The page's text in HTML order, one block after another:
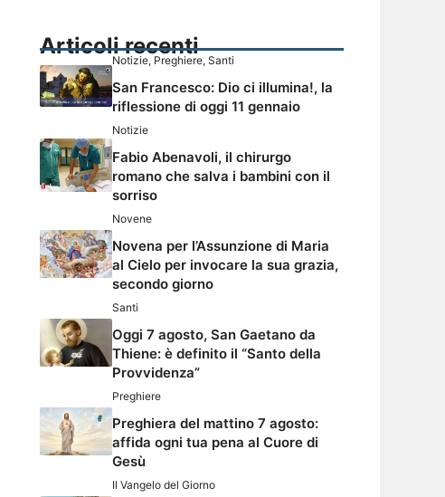
Articoli recenti
Notizie, Preghiere, Santi
San Francesco: Dio ci illumina!, la
riflessione di oggi 11 gennaio
Notizie
Fabio Abenavoli, il chirurgo
romano che salva i bambini con il
sorriso
Novene
Novena per l’Assunzione di Maria
al Cielo per invocare la sua grazia,
secondo giorno
Santi
Oggi 7 agosto, San Gaetano da
Thiene: è definito il “Santo della
Provvidenza”
Preghiere
Preghiera del mattino 7 agosto:
affida ogni tua pena al Cuore di
Gesù
Il Vangelo del Giorno